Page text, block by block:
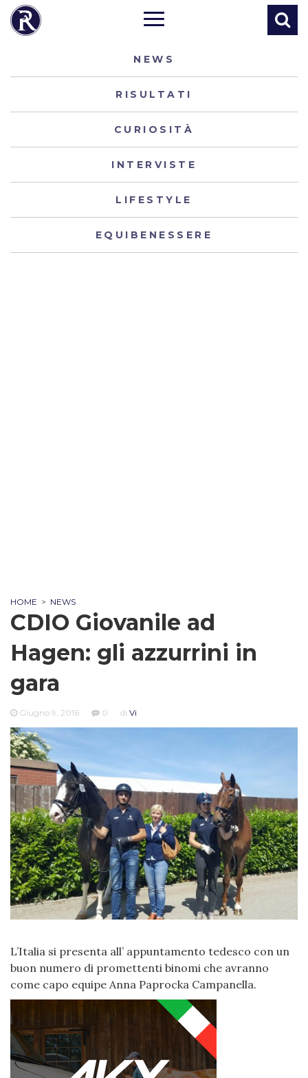
NEWS
RISULTATI
CURIOSITÀ
INTERVISTE
LIFESTYLE
EQUIBENESSERE
HOME > NEWS
CDIO Giovanile ad
Hagen: gli azzurrini in
gara
Giugno 9, 2016 0 di Vi
L’Italia si presenta all’ appuntamento tedesco con un
buon numero di promettenti binomi che avranno
come capo equipe Anna Paprocka Campanella.